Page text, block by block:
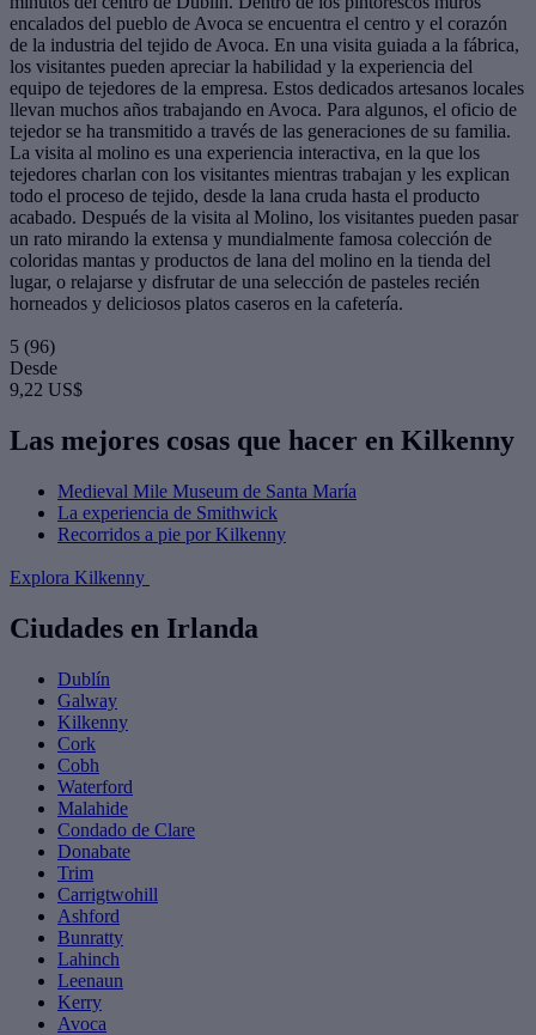
encalados del pueblo de Avoca se encuentra el centro y el corazón
de la industria del tejido de Avoca. En una visita guiada a la fábrica,
los visitantes pueden apreciar la habilidad y la experiencia del
equipo de tejedores de la empresa. Estos dedicados artesanos locales
llevan muchos años trabajando en Avoca. Para algunos, el oficio de
tejedor se ha transmitido a través de las generaciones de su familia.
La visita al molino es una experiencia interactiva, en la que los
tejedores charlan con los visitantes mientras trabajan y les explican
todo el proceso de tejido, desde la lana cruda hasta el producto
acabado. Después de la visita al Molino, los visitantes pueden pasar
un rato mirando la extensa y mundialmente famosa colección de
coloridas mantas y productos de lana del molino en la tienda del
lugar, o relajarse y disfrutar de una selección de pasteles recién
horneados y deliciosos platos caseros en la cafetería.
5 (96)
Desde
9,22 US$
Las mejores cosas que hacer en Kilkenny
Medieval Mile Museum de Santa María
La experiencia de Smithwick
Recorridos a pie por Kilkenny
Explora Kilkenny
Ciudades en Irlanda
Dublín
Galway
Kilkenny
Cork
Cobh
Waterford
Malahide
Condado de Clare
Donabate
Trim
Carrigtwohill
Ashford
Bunratty
Lahinch
Leenaun
Kerry
Avoca